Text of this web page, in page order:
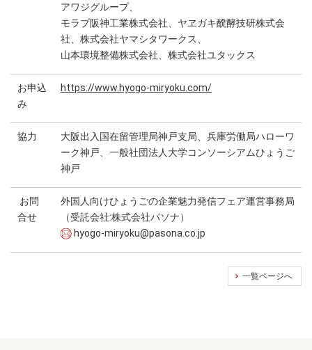
アワジグループ、
モラブ阪神工業株式会社、ヤヱガキ醗酵技研株式会
社、株式会社ヤマシタワークス、
山本環境整備株式会社、株式会社ユタックス
お申込
み
https://www.hyogo-miryoku.com/
協力
大阪出入国在留管理局神戸支局、兵庫労働局ハローワ
ーク神戸、一般社団法人大学コンソーシアムひょうご
神戸
お問
合せ
外国人向けひょうごの企業魅力発信フェア運営事務局
（受託会社:株式会社パソナ）
hyogo-miryoku@pasona.co.jp
一覧ページへ